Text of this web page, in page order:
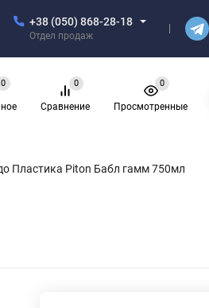
+38 (050) 868-28-18
Отдел продаж
0
Сравнение
0
Просмотренные
0
Пластика Piton Бабл гамм 750мл